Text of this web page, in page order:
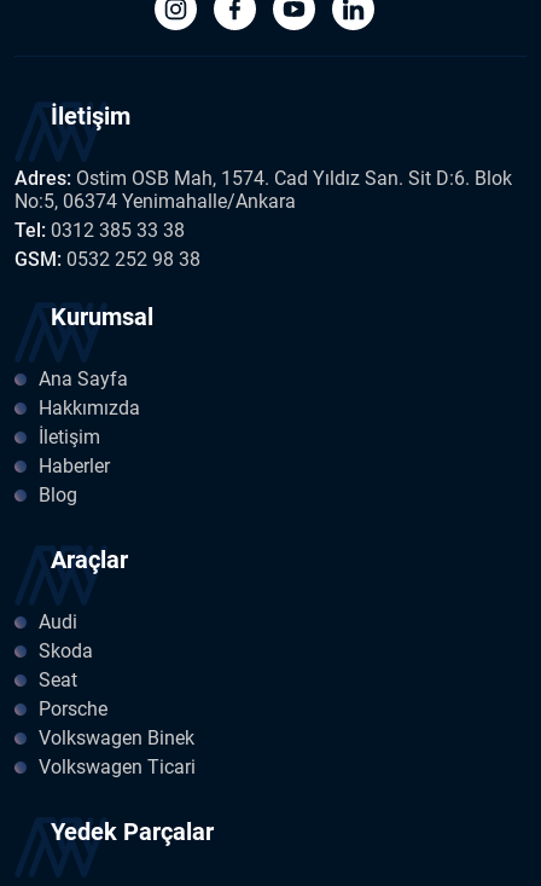
İletişim
Adres: Ostim OSB Mah, 1574. Cad Yıldız San. Sit D:6. Blok
No:5, 06374 Yenimahalle/Ankara
Tel: 0312 385 33 38
GSM: 0532 252 98 38
Kurumsal
Ana Sayfa
Hakkımızda
İletişim
Haberler
Blog
Araçlar
Audi
Skoda
Seat
Porsche
Volkswagen Binek
Volkswagen Ticari
Yedek Parçalar